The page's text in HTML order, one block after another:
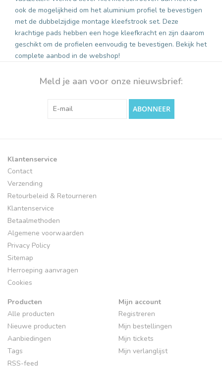
ook de mogelijkheid om het aluminium profiel te bevestigen
met de dubbelzijdige montage kleefstrook set. Deze
krachtige pads hebben een hoge kleefkracht en zijn daarom
geschikt om de profielen eenvoudig te bevestigen. Bekijk het
complete aanbod in de webshop!
Meld je aan voor onze nieuwsbrief:
ABONNEER
Klantenservice
Contact
Verzending
Retourbeleid & Retourneren
Klantenservice
Betaalmethoden
Algemene voorwaarden
Privacy Policy
Sitemap
Herroeping aanvragen
Cookies
Producten
Alle producten
Nieuwe producten
Aanbiedingen
Tags
RSS-feed
Mijn account
Registreren
Mijn bestellingen
Mijn tickets
Mijn verlanglijst